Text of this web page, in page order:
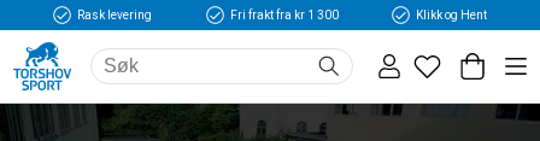
Rask levering Fri frakt fra kr 1 300 Klikk og Hent